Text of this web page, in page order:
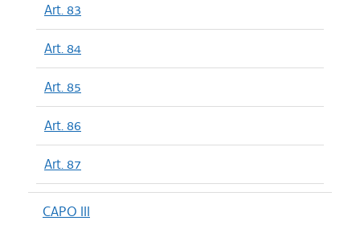
Art. 83
Art. 84
Art. 85
Art. 86
Art. 87
CAPO III